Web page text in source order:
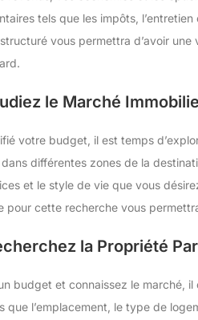
tels que les impôts,
vous permettra d’avoir
le Marché
votre budget, il est temps
différentes zones de la
et le style de vie que vous
pour cette recherche vous
la Propriété
budget et connaissez le marché,
que l’emplacement, le type de